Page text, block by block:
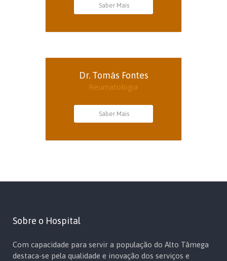
Saber Mais
Dr. Tomás Fontes
Reumatologia
Saber Mais
Sobre o Hospital
Com capacidade para servir a população do Alto Tâmega
destaca-se pela qualidade e inovação dos serviços e